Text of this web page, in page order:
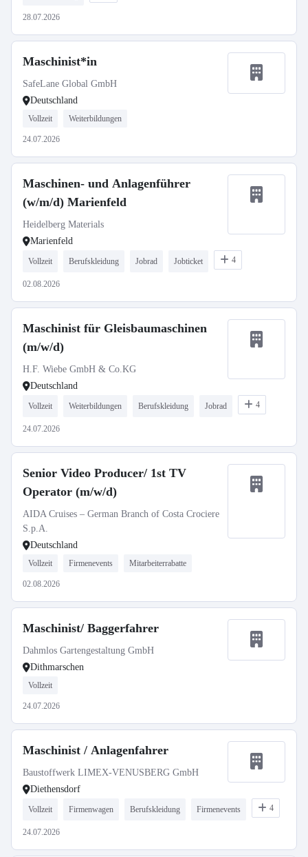
28.07.2026
Maschinist*in
SafeLane Global GmbH
Deutschland
Vollzeit Weiterbildungen
24.07.2026
Maschinen- und Anlagenführer
(w/m/d) Marienfeld
Heidelberg Materials
Marienfeld
Vollzeit Berufskleidung Jobrad Jobticket 4
02.08.2026
Maschinist für Gleisbaumaschinen
(m/w/d)
H.F. Wiebe GmbH & Co.KG
Deutschland
Vollzeit Weiterbildungen Berufskleidung Jobrad 4
24.07.2026
Senior Video Producer/ 1st TV
Operator (m/w/d)
AIDA Cruises – German Branch of Costa Crociere
S.p.A.
Deutschland
Vollzeit Firmenevents Mitarbeiterrabatte
02.08.2026
Maschinist/ Baggerfahrer
Dahmlos Gartengestaltung GmbH
Dithmarschen
Vollzeit
24.07.2026
Maschinist / Anlagenfahrer
Baustoffwerk LIMEX-VENUSBERG GmbH
Diethensdorf
Vollzeit Firmenwagen Berufskleidung Firmenevents 4
24.07.2026